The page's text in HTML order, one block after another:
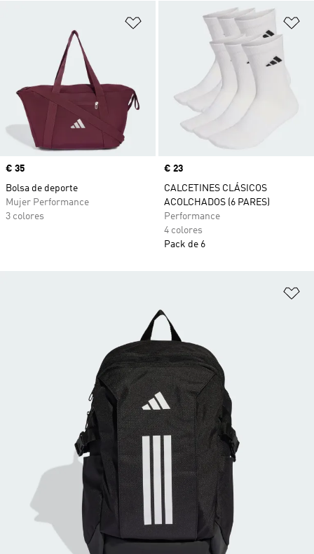
Añadir a la lista de deseos
Precio
€ 35
Bolsa de deporte
Mujer Performance
3 colores
Precio
€ 23
CALCETINES CLÁSICOS
ACOLCHADOS (6 PARES)
Performance
4 colores
Pack de 6